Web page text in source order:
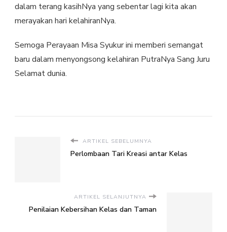
dalam terang kasihNya yang sebentar lagi kita akan
merayakan hari kelahiranNya.
Semoga Perayaan Misa Syukur ini memberi semangat
baru dalam menyongsong kelahiran PutraNya Sang Juru
Selamat dunia.
ARTIKEL SEBELUMNYA
Perlombaan Tari Kreasi antar Kelas
ARTIKEL SELANJUTNYA
Penilaian Kebersihan Kelas dan Taman